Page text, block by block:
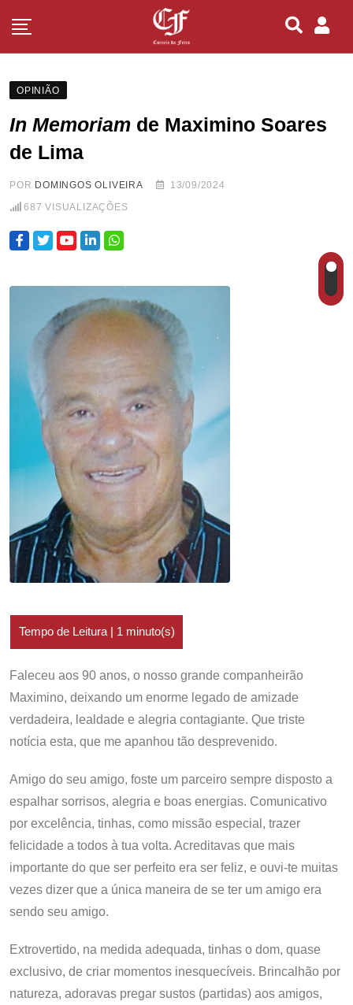
OPINIÃO
In Memoriam de Maximino Soares
de Lima
POR DOMINGOS OLIVEIRA
13/09/2024
687 VISUALIZAÇÕES
Faleceu aos 90 anos, o nosso grande companheirão
Maximino, deixando um enorme legado de amizade
verdadeira, lealdade e alegria contagiante. Que triste
notícia esta, que me apanhou tão desprevenido.
Amigo do seu amigo, foste um parceiro sempre disposto a
espalhar sorrisos, alegria e boas energias. Comunicativo
por excelência, tinhas, como missão especial, trazer
felicidade a todos à tua volta. Acreditavas que mais
importante do que ser perfeito era ser feliz, e ouvi-te muitas
vezes dizer que a única maneira de se ter um amigo era
sendo seu amigo.
Extrovertido, na medida adequada, tinhas o dom, quase
exclusivo, de criar momentos inesquecíveis. Brincalhão por
natureza, adoravas pregar sustos (partidas) aos amigos,